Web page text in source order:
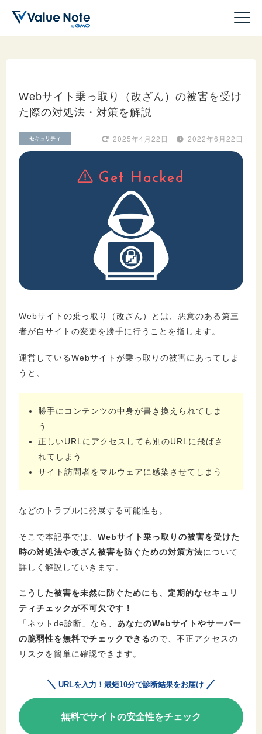
ドメイン
サーバー
ホームページ作成
セキュリティ
Webサイト乗っ取り（改ざん）の被害を受け
た際の対処法・対策を解説
2022年6月22日
2025年4月22日
セキュリティ
Webサイトの乗っ取り（改ざん）とは、悪意のある第三
者が自サイトの変更を勝手に行うことを指します。
運営しているWebサイトが乗っ取りの被害にあってしま
うと、
勝手にコンテンツの中身が書き換えられてしま
う
正しいURLにアクセスしても別のURLに飛ばさ
れてしまう
サイト訪問者をマルウェアに感染させてしまう
などのトラブルに発展する可能性も。
そこで本記事では、 Webサイト乗っ取りの被害を受けた
時の対処法や改ざん被害を防ぐための対策方法について
詳しく解説していきます。
こうした被害を未然に防ぐためにも、定期的なセキュリ
ティチェックが不可欠です！
「ネットde診断」なら、 あなたのWebサイトやサーバー
の脆弱性を無料でチェックできるので、不正アクセスの
リスクを簡単に確認できます。
URLを入力！最短10分で診断結果をお届け
無料でサイトの安全性をチェック